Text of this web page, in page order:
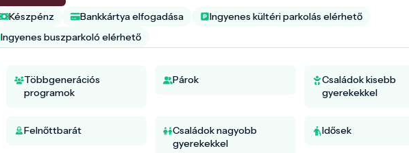
Készpénz Bankkártya elfogadása
Ingyenes kültéri parkolás elérhető
Ingyenes buszparkoló elérhető
Többgenerációs
programok
Párok
Családok kisebb
gyerekekkel
Felnőttbarát
Családok nagyobb
gyerekekkel
Idősek